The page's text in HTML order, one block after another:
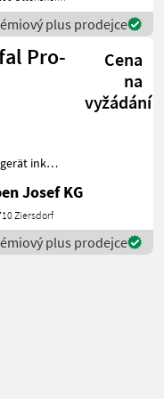
plus prodejce
Pro-
Cena
na
vyžádání
inkl.
12,
33 kW,
Josef KG
Ziersdorf
plus prodejce